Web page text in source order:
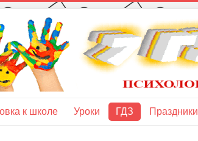
к школе Уроки ГДЗ Праздники